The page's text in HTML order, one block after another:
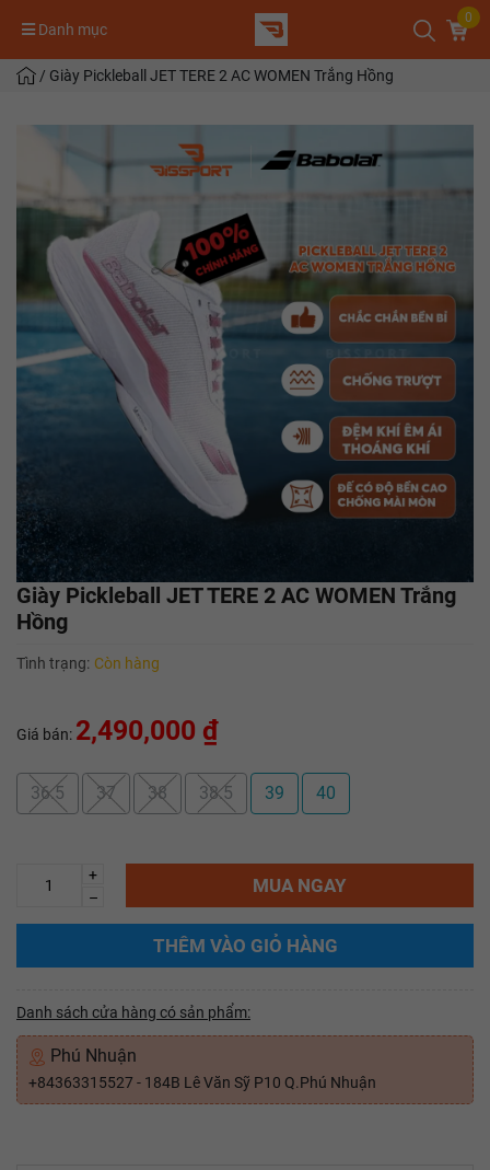
Danh mục
0
/ Giày Pickleball JET TERE 2 AC WOMEN Trắng Hồng
Giày Pickleball JET TERE 2 AC WOMEN Trắng
Hồng
Tình trạng: Còn hàng
Giá bán: 2,490,000 ₫
36.5 37 38 38.5 39 40
+
–
MUA NGAY
THÊM VÀO GIỎ HÀNG
Danh sách cửa hàng có sản phẩm:
Phú Nhuận
+84363315527 - 184B Lê Văn Sỹ P10 Q.Phú Nhuận